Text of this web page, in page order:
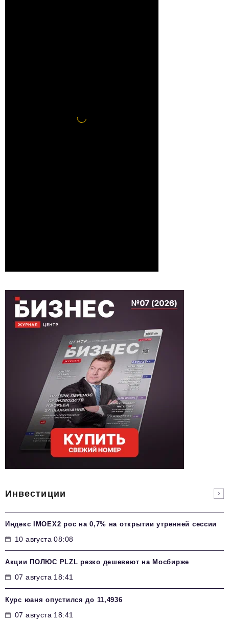
Инвестиции
Индекс IMOEX2 рос на 0,7% на открытии утренней сессии
10 августа 08:08
Акции ПОЛЮС PLZL резко дешевеют на Мосбирже
07 августа 18:41
Курс юаня опустился до 11,4936
07 августа 18:41